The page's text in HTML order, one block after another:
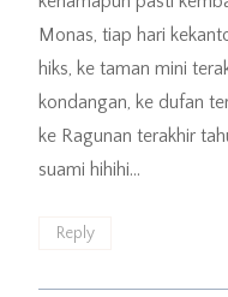
Monas, tiap hari
hiks, ke taman mini
kondangan, ke dufan
ke Ragunan terakhir
suami hihihi…
Reply